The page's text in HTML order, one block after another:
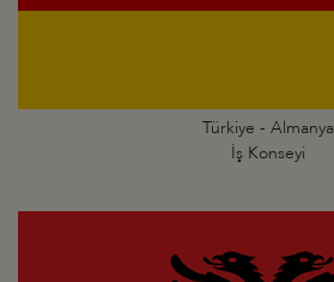
Türkiye - Almanya
İş Konseyi